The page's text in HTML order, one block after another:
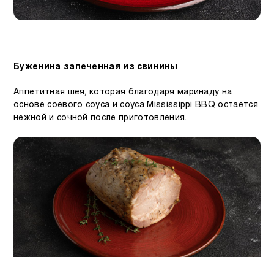
Буженина запеченная из свинины
Аппетитная шея, которая благодаря маринаду на
основе соевого соуса и соуса Mississippi BBQ остается
нежной и сочной после приготовления.